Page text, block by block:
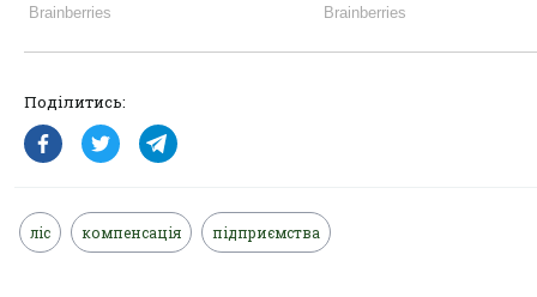
Поділитись:
ліс компенсація підприємства